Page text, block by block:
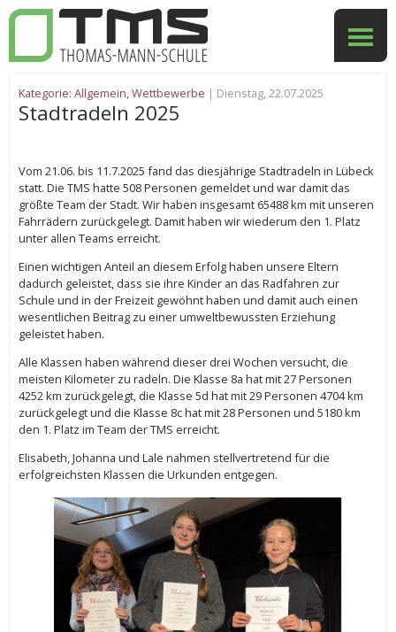
Kategorie: Allgemein,Wettbewerbe | Dienstag, 22.07.2025
Stadtradeln 2025
Vom 21.06. bis 11.7.2025 fand das diesjährige Stadtradeln in Lübeck
statt. Die TMS hatte 508 Personen gemeldet und war damit das
größte Team der Stadt. Wir haben insgesamt 65488 km mit unseren
Fahrrädern zurückgelegt. Damit haben wir wiederum den 1. Platz
unter allen Teams erreicht.
Einen wichtigen Anteil an diesem Erfolg haben unsere Eltern
dadurch geleistet, dass sie ihre Kinder an das Radfahren zur
Schule und in der Freizeit gewöhnt haben und damit auch einen
wesentlichen Beitrag zu einer umweltbewussten Erziehung
geleistet haben.
Alle Klassen haben während dieser drei Wochen versucht, die
meisten Kilometer zu radeln. Die Klasse 8a hat mit 27 Personen
4252 km zurückgelegt, die Klasse 5d hat mit 29 Personen 4704 km
zurückgelegt und die Klasse 8c hat mit 28 Personen und 5180 km
den 1. Platz im Team der TMS erreicht.
Elisabeth, Johanna und Lale nahmen stellvertretend für die
erfolgreichsten Klassen die Urkunden entgegen.